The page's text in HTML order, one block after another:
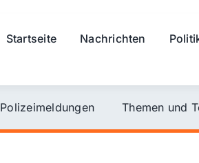
Startseite Nachrichten
Polizeimeldungen Themen und